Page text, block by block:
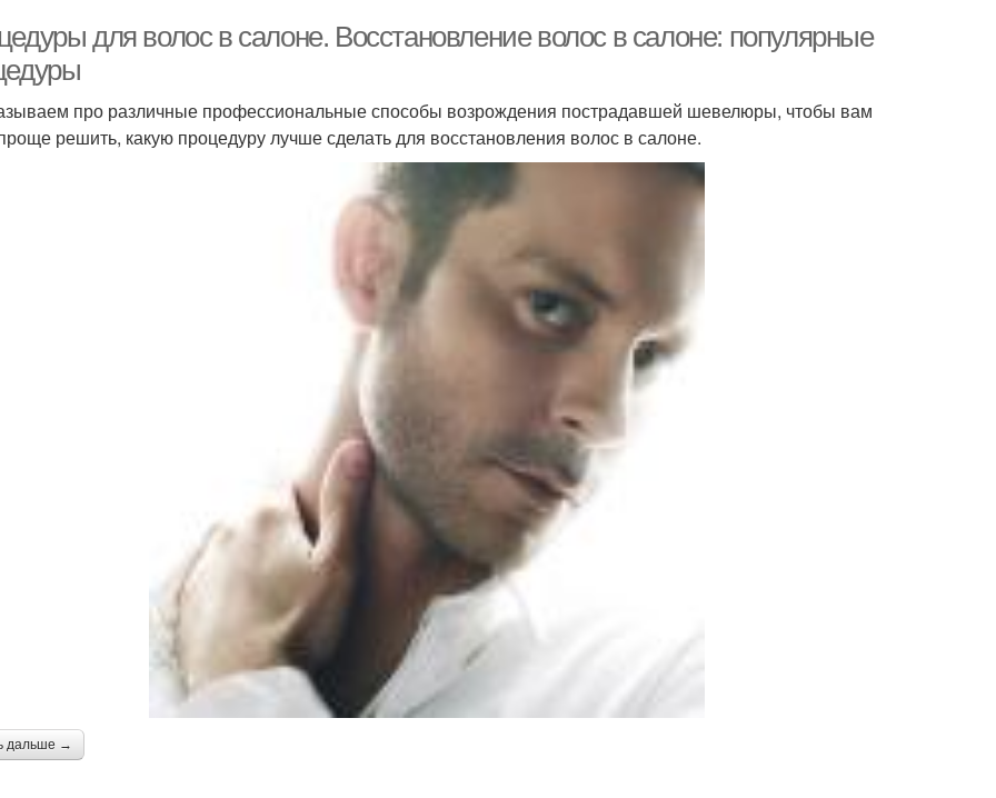
для волос в салоне. Восстановление волос в салоне: популярные
про различные профессиональные способы возрождения пострадавшей шевелюры, чтобы вам
решить, какую процедуру лучше сделать для восстановления волос в салоне.
дальше →